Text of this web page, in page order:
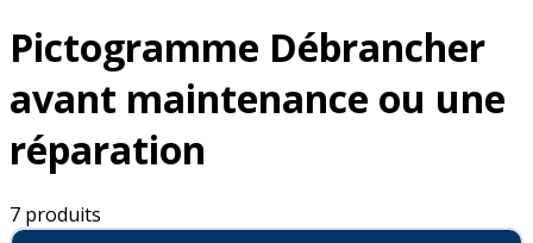
Pictogramme Débrancher
avant maintenance ou une
réparation
7 produits